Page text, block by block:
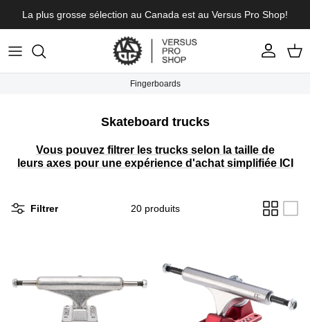
La plus grosse sélection au Canada est au Versus Pro Shop!
Compte
Fingerboards
Skateboard trucks
Vous pouvez filtrer les trucks selon la taille de
leurs axes pour une expérience d'achat simplifiée ICI
Filtrer 20 produits